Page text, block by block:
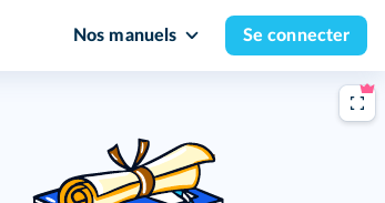
Nos manuels Se connecter